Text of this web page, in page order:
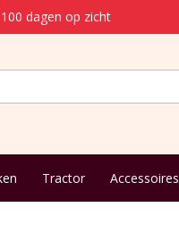
100 dagen op zicht
Tractor Accessoires